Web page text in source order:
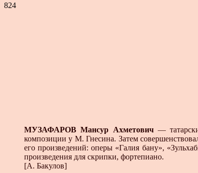
824
МУЗАФАРОВ Мансур Ахметович—
композиции у М. Гнесина. Затем
его произведений: оперы «Галия бану»,
произведения для скрипки, фортепиано.
[А. Бакулов]